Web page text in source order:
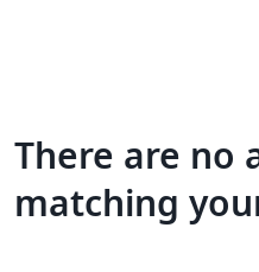
There are no
matching